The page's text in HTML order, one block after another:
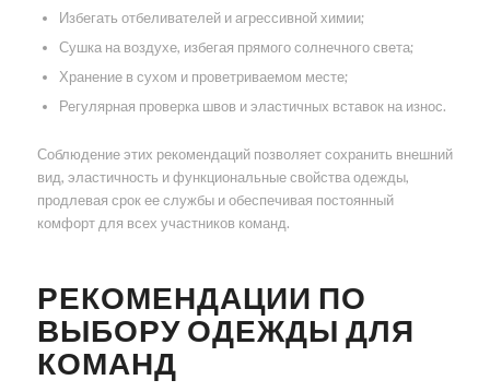
Избегать отбеливателей и агрессивной химии;
Сушка на воздухе, избегая прямого солнечного света;
Хранение в сухом и проветриваемом месте;
Регулярная проверка швов и эластичных вставок на износ.
Соблюдение этих рекомендаций позволяет сохранить внешний
вид, эластичность и функциональные свойства одежды,
продлевая срок ее службы и обеспечивая постоянный
комфорт для всех участников команд.
РЕКОМЕНДАЦИИ ПО
ВЫБОРУ ОДЕЖДЫ ДЛЯ
КОМАНД